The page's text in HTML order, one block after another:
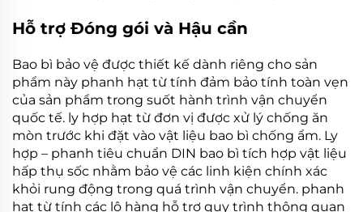
Hỗ trợ Đóng gói và Hậu cần
Bao bì bảo vệ được thiết kế dành riêng cho sản
phẩm này phanh hạt từ tính đảm bảo tính toàn vẹn
của sản phẩm trong suốt hành trình vận chuyển
quốc tế. ly hợp hạt từ đơn vị được xử lý chống ăn
mòn trước khi đặt vào vật liệu bao bì chống ẩm. Ly
hợp – phanh tiêu chuẩn DIN bao bì tích hợp vật liệu
hấp thụ sốc nhằm bảo vệ các linh kiện chính xác
khỏi rung động trong quá trình vận chuyển. phanh
hạt từ tính các lô hàng hỗ trợ quy trình thông quan